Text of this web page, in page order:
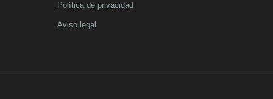
Política de privacidad
Aviso legal